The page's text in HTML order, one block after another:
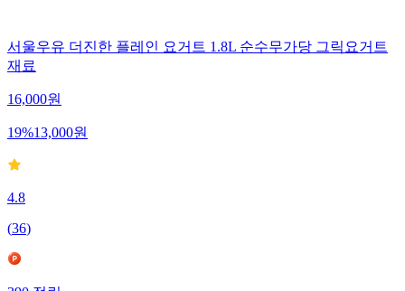
서울우유 더진한 플레인 요거트 1.8L 순수무가당 그릭요거트
재료
16,000원
19%13,000원
4.8
(36)